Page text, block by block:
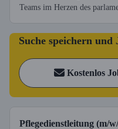
Teams im Herzen des
Suche speichern
Kostenlos
Pflegedienstleitung (m/